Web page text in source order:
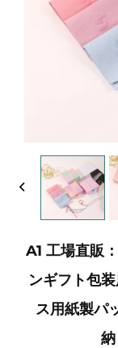
A1 工場直販
ンギフト包
ス用紙製パ